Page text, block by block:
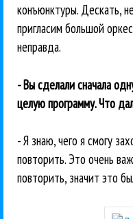
конъюнктуры. Дескать,
пригласим большой
неправда.
- Вы сделали сначала
целую программу. Что
- Я знаю, чего я смогу
повторить. Это очень
повторить, значит это